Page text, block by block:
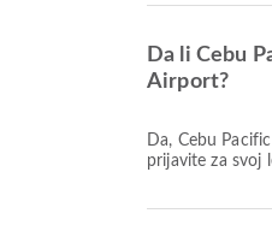
Da li Cebu
Airport?
Da, Cebu Pacific obezbeđuje online prijavu za let od Међународни аеродром Сингапур Чанги do Mactan Cebu International Airport, omogućavajući vam da se jednostavno
prijavite za svoj